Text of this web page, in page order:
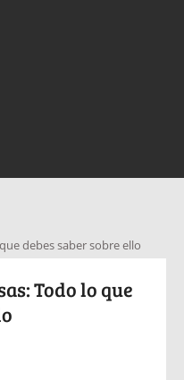
debes saber sobre ello
Todo lo que